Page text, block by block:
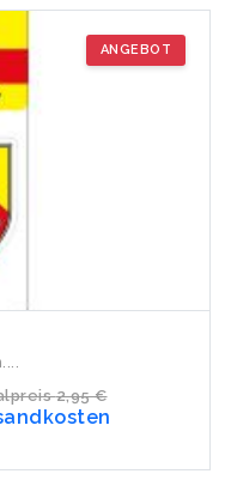
ANGEBOT
2,95 €